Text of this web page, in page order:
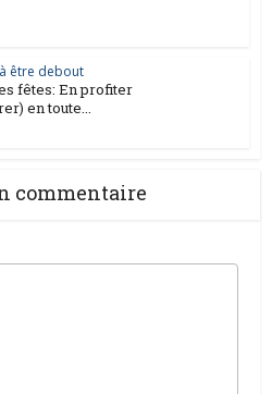
être debout
fêtes: En profiter
en toute...
commentaire